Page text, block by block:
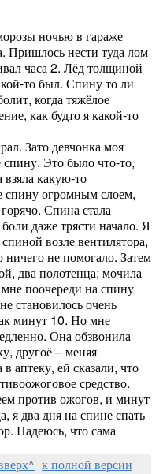
ночью в гараже
Пришлось нести туда лом
часа 2. Лёд толщиной
то был. Спину то ли
когда тяжёлое
как будто я какой-то
Зато девчонка моя
Это было что-то,
какую-то
спину огромным слоем,
Спина стала
даже трясти начало. Я
возле вентилятора,
не помогало. Затем
два полотенца; мочила
поочереди на спину
становилось очень
минут 10. Но мне
Она обзвонила
другоё – меняя
аптеку, ей сказали, что
средство.
против ожогов, и минут
я два дня на спине спать
Надеюсь, что сама
к полной версии